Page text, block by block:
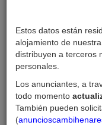
Estos datos están
alojamiento de
distribuyen a terceros
personales.
Los anunciantes, a
todo momento
También pueden
(